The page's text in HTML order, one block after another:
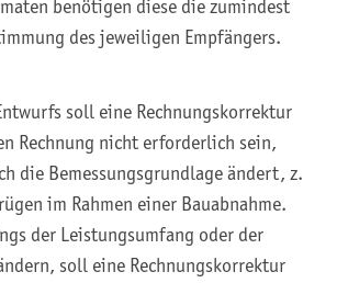
benötigen diese die zumindest
des jeweiligen Empfängers.
soll eine Rechnungskorrektur
Rechnung nicht erforderlich sein,
die Bemessungsgrundlage ändert, z.
im Rahmen einer Bauabnahme.
der Leistungsumfang oder der
soll eine Rechnungskorrektur